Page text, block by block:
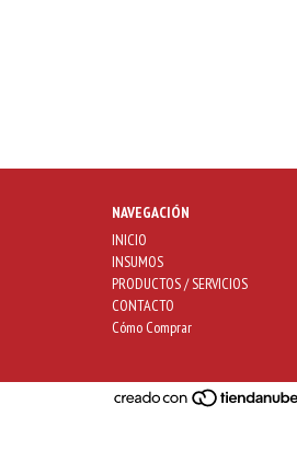
NAVEGACIÓN
INICIO
INSUMOS
PRODUCTOS / SERVICIOS
CONTACTO
Cómo Comprar